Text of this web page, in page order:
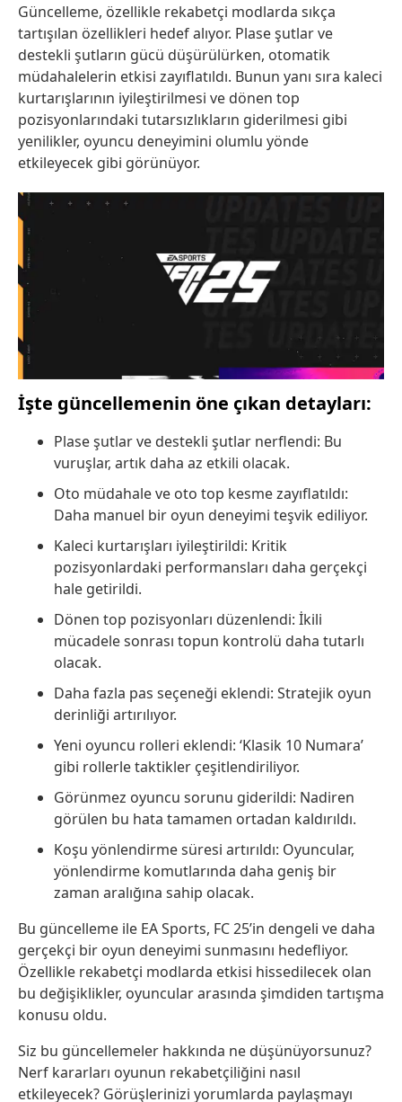
Güncelleme, özellikle rekabetçi modlarda sıkça
tartışılan özellikleri hedef alıyor. Plase şutlar ve
destekli şutların gücü düşürülürken, otomatik
müdahalelerin etkisi zayıflatıldı. Bunun yanı sıra kaleci
kurtarışlarının iyileştirilmesi ve dönen top
pozisyonlarındaki tutarsızlıkların giderilmesi gibi
yenilikler, oyuncu deneyimini olumlu yönde
etkileyecek gibi görünüyor.
İşte güncellemenin öne çıkan detayları:
Plase şutlar ve destekli şutlar nerflendi: Bu
vuruşlar, artık daha az etkili olacak.
Oto müdahale ve oto top kesme zayıflatıldı:
Daha manuel bir oyun deneyimi teşvik ediliyor.
Kaleci kurtarışları iyileştirildi: Kritik
pozisyonlardaki performansları daha gerçekçi
hale getirildi.
Dönen top pozisyonları düzenlendi: İkili
mücadele sonrası topun kontrolü daha tutarlı
olacak.
Daha fazla pas seçeneği eklendi: Stratejik oyun
derinliği artırılıyor.
Yeni oyuncu rolleri eklendi: ‘Klasik 10 Numara’
gibi rollerle taktikler çeşitlendiriliyor.
Görünmez oyuncu sorunu giderildi: Nadiren
görülen bu hata tamamen ortadan kaldırıldı.
Koşu yönlendirme süresi artırıldı: Oyuncular,
yönlendirme komutlarında daha geniş bir
zaman aralığına sahip olacak.
Bu güncelleme ile EA Sports, FC 25’in dengeli ve daha
gerçekçi bir oyun deneyimi sunmasını hedefliyor.
Özellikle rekabetçi modlarda etkisi hissedilecek olan
bu değişiklikler, oyuncular arasında şimdiden tartışma
konusu oldu.
Siz bu güncellemeler hakkında ne düşünüyorsunuz?
Nerf kararları oyunun rekabetçiliğini nasıl
etkileyecek? Görüşlerinizi yorumlarda paylaşmayı